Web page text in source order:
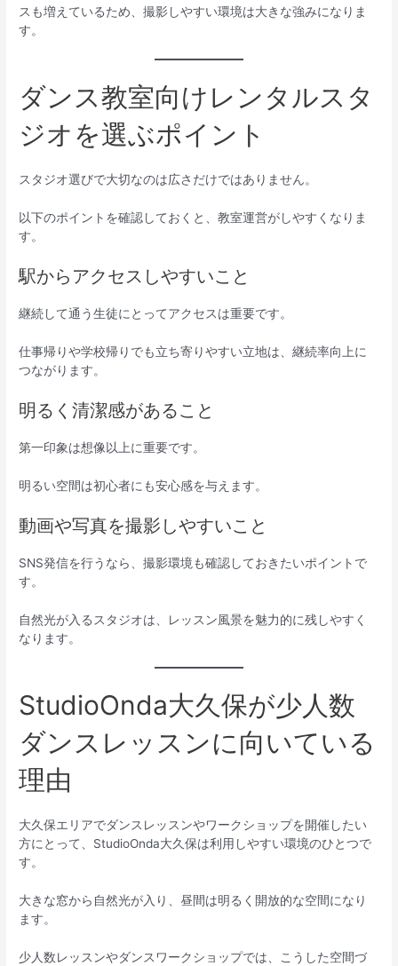
スも増えているため、撮影しやすい環境は大きな強みになりま
す。
ダンス教室向けレンタルスタ
ジオを選ぶポイント
スタジオ選びで大切なのは広さだけではありません。
以下のポイントを確認しておくと、教室運営がしやすくなりま
す。
駅からアクセスしやすいこと
継続して通う生徒にとってアクセスは重要です。
仕事帰りや学校帰りでも立ち寄りやすい立地は、継続率向上に
つながります。
明るく清潔感があること
第一印象は想像以上に重要です。
明るい空間は初心者にも安心感を与えます。
動画や写真を撮影しやすいこと
SNS発信を行うなら、撮影環境も確認しておきたいポイントで
す。
自然光が入るスタジオは、レッスン風景を魅力的に残しやすく
なります。
StudioOnda大久保が少人数
ダンスレッスンに向いている
理由
大久保エリアでダンスレッスンやワークショップを開催したい
方にとって、StudioOnda大久保は利用しやすい環境のひとつで
す。
大きな窓から自然光が入り、昼間は明るく開放的な空間になり
ます。
少人数レッスンやダンスワークショップでは、こうした空間づ